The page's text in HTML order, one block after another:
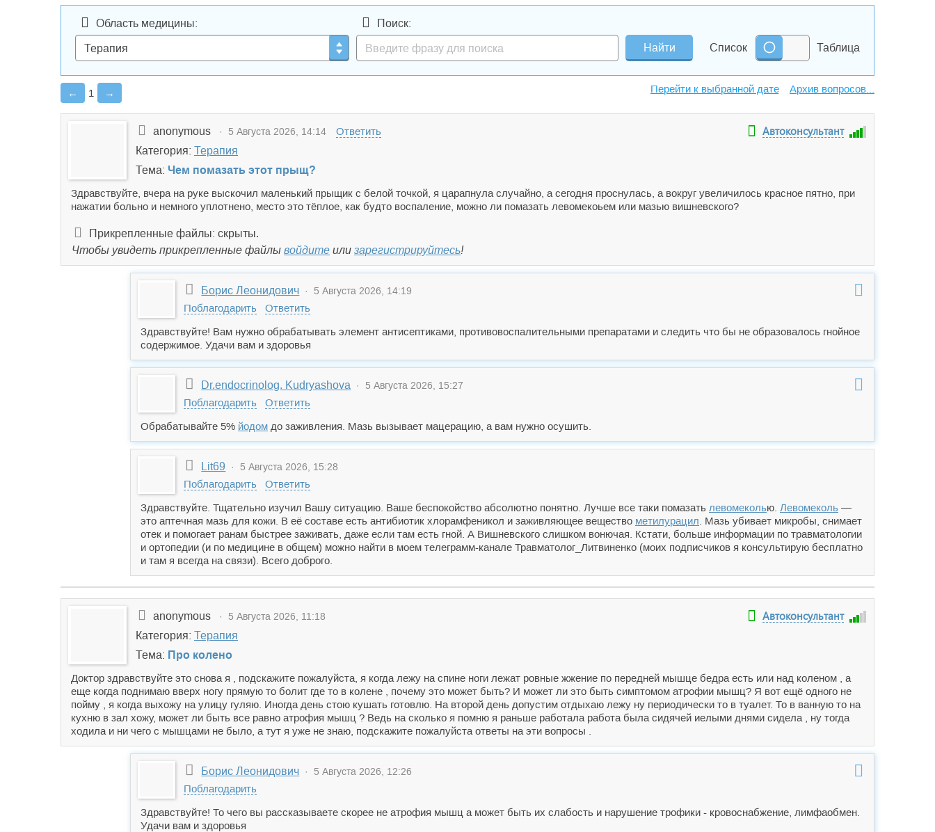
Область медицины: Поиск:
Таблица
Список
← 1 → Архив вопросов...
anonymous · 5 Августа 2026, 14:14 Ответить Автоконсультант
Категория: Терапия
Тема: Чем помазать этот прыщ?
Здравствуйте, вчера на руке выскочил маленький прыщик с белой точкой, я царапнула случайно, а сегодня проснулась, а вокруг увеличилось красное пятно, при
нажатии больно и немного уплотнено, место это тёплое, как будто воспаление, можно ли помазать левомекоьем или мазью вишневского?
Прикрепленные файлы: скрыты.
Чтобы увидеть прикрепленные файлы войдите или зарегистрируйтесь!
Борис Леонидович · 5 Августа 2026, 14:19
Поблагодарить
Ответить
Здравствуйте! Вам нужно обрабатывать элемент антисептиками, противовоспалительными препаратами и следить что бы не образовалось гнойное
содержимое. Удачи вам и здоровья
Dr.endocrinolog. Kudryashova · 5 Августа 2026, 15:27
Поблагодарить
Ответить
Обрабатывайте 5% йодом до заживления. Мазь вызывает мацерацию, а вам нужно осушить.
Lit69 · 5 Августа 2026, 15:28
Поблагодарить
Ответить
Здравствуйте. Тщательно изучил Вашу ситуацию. Ваше беспокойство абсолютно понятно. Лучше все таки помазать левомеколью. Левомеколь —
это аптечная мазь для кожи. В её составе есть антибиотик хлорамфеникол и заживляющее вещество метилурацил . Мазь убивает микробы, снимает
отек и помогает ранам быстрее заживать, даже если там есть гной. А Вишневского слишком вонючая. Кстати, больше информации по травматологии
и ортопедии (и по медицине в общем) можно найти в моем телеграмм-канале Травматолог_Литвиненко (моих подписчиков я консультирую бесплатно
и там я всегда на связи). Всего доброго.
anonymous · 5 Августа 2026, 11:18 Автоконсультант
Категория: Терапия
Тема: Про колено
Доктор здравствуйте это снова я , подскажите пожалуйста, я когда лежу на спине ноги лежат ровные жжение по передней мышце бедра есть или над коленом , а
еще когда поднимаю вверх ногу прямую то болит где то в колене , почему это может быть? И может ли это быть симптомом атрофии мышц? Я вот ещё одного не
пойму , я когда выхожу на улицу гуляю. Иногда день стою кушать готовлю. На второй день допустим отдыхаю лежу ну периодически то в туалет. То в ванную то на
кухню в зал хожу, может ли быть все равно атрофия мышц ? Ведь на сколько я помню я раньше работала работа была сидячей иелыми днями сидела , ну тогда
ходила и ни чего с мышцами не было, а тут я уже не знаю, подскажите пожалуйста ответы на эти вопросы .
Борис Леонидович · 5 Августа 2026, 12:26
Поблагодарить
Здравствуйте! То чего вы рассказываете скорее не атрофия мышц а может быть их слабость и нарушение трофики - кровоснабжение, лимфаобмен.
Удачи вам и здоровья